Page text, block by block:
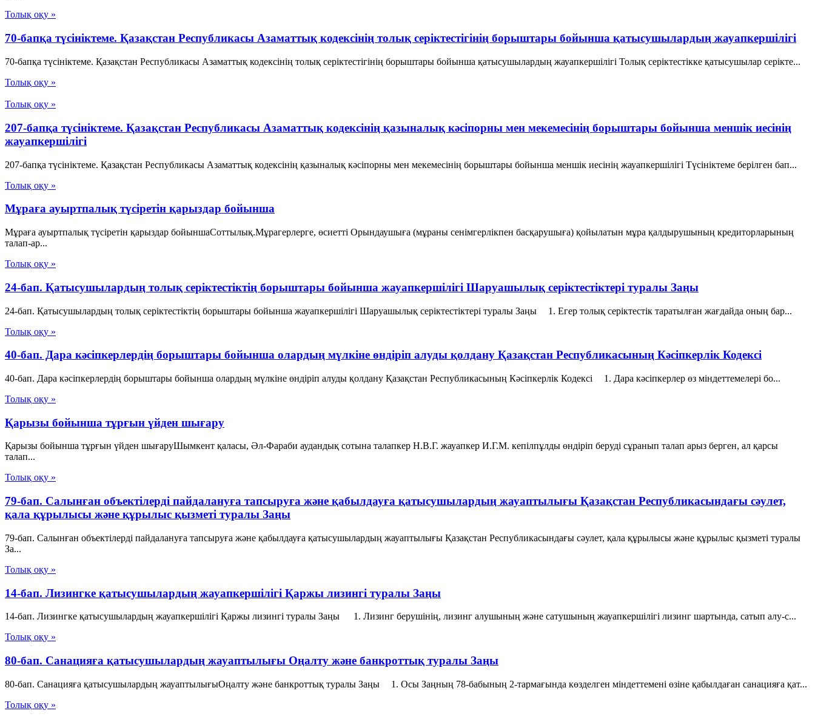
Толық оқу »
70-бапқа түсініктеме. Қазақстан Республикасы Азаматтық кодексінің толық серіктестігінің борыштары бойынша қатысушылардың жауапкершілігі
70-бапқа түсініктеме. Қазақстан Республикасы Азаматтық кодексінің толық серіктестігінің борыштары бойынша қатысушылардың жауапкершілігі Толық серіктестікке қатысушылар серікте...
Толық оқу »
Толық оқу »
207-бапқа түсініктеме. Қазақстан Республикасы Азаматтық кодексінің қазыналық кәсіпорны мен мекемесінің борыштары бойынша меншік иесінің
жауапкершілігі
207-бапқа түсініктеме. Қазақстан Республикасы Азаматтық кодексінің қазыналық кәсіпорны мен мекемесінің борыштары бойынша меншік иесінің жауапкершілігі Түсініктеме берілген бап...
Толық оқу »
Мұраға ауыртпалық түсіретін қарыздар бойынша
Мұраға ауыртпалық түсіретін қарыздар бойыншаСоттылық.Мұрагерлерге, өсиетті Орындаушыға (мұраны сенімгерлікпен басқарушыға) қойылатын мұра қалдырушының кредиторларының
талап-ар...
Толық оқу »
24-бап. Қатысушылардың толық серiктестiктiң борыштары бойынша жауапкершiлiгi Шаруашылық серіктестіктері туралы Заңы
24-бап. Қатысушылардың толық серiктестiктiң борыштары бойынша жауапкершiлiгi Шаруашылық серіктестіктері туралы Заңы 1. Егер толық серiктестiк таратылған жағдайда оның бар...
Толық оқу »
40-бап. Дара кәсіпкерлердің борыштары бойынша олардың мүлкіне өндіріп алуды қолдану Қазақстан Республикасының Кәсіпкерлік Кодексі
40-бап. Дара кәсіпкерлердің борыштары бойынша олардың мүлкіне өндіріп алуды қолдану Қазақстан Республикасының Кәсіпкерлік Кодексі 1. Дара кәсiпкерлер өз мiндеттемелерi бо...
Толық оқу »
Қарызы бойынша тұрғын үйден шығару
Қарызы бойынша тұрғын үйден шығаруШымкент қаласы, Әл-Фараби аудандық сотына талапкер Н.В.Г. жауапкер И.Г.М. кепілпұлды өндіріп беруді сұранып талап арыз берген, ал қарсы
талап...
Толық оқу »
79-бап. Салынған объектілерді пайдалануға тапсыруға және қабылдауға қатысушылардың жауаптылығы Қазақстан Республикасындағы сәулет,
қала құрылысы және құрылыс қызметі туралы Заңы
79-бап. Салынған объектілерді пайдалануға тапсыруға және қабылдауға қатысушылардың жауаптылығы Қазақстан Республикасындағы сәулет, қала құрылысы және құрылыс қызметі туралы
За...
Толық оқу »
14-бап. Лизингке қатысушылардың жауапкершiлiгi Қаржы лизингі туралы Заңы
14-бап. Лизингке қатысушылардың жауапкершiлiгi Қаржы лизингі туралы Заңы 1. Лизинг берушiнiң, лизинг алушының және сатушының жауапкершiлiгi лизинг шартында, сатып алу-с...
Толық оқу »
80-бап. Санацияға қатысушылардың жауаптылығы Оңалту және банкроттық туралы Заңы
80-бап. Санацияға қатысушылардың жауаптылығыОңалту және банкроттық туралы Заңы 1. Осы Заңның 78-бабының 2-тармағында көзделген мiндеттеменi өзіне қабылдаған санацияға қат...
Толық оқу »